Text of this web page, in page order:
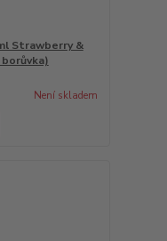
Strawberry &
Není skladem